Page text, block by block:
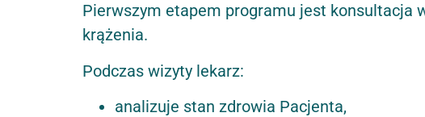
Pierwszym etapem programu jest konsultacja
krążenia.
Podczas wizyty lekarz:
analizuje stan zdrowia Pacjenta,